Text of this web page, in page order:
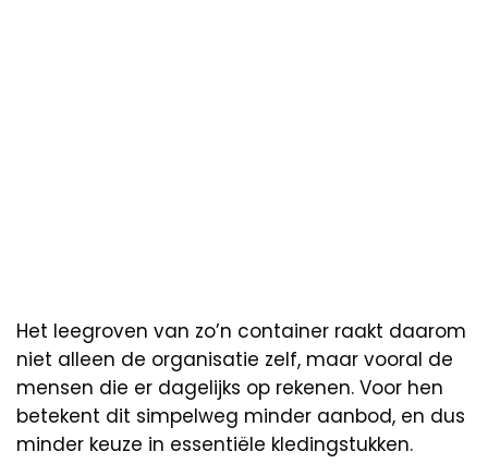
Het leegroven van zo’n container raakt daarom
niet alleen de organisatie zelf, maar vooral de
mensen die er dagelijks op rekenen. Voor hen
betekent dit simpelweg minder aanbod, en dus
minder keuze in essentiële kledingstukken.